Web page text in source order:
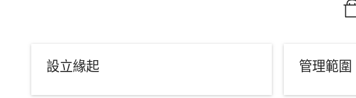
設立緣起 管理範圍